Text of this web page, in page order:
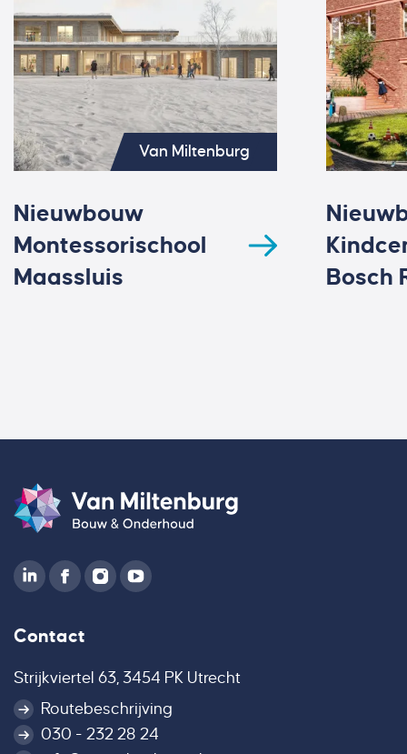
Van Miltenburg
Nieuwbouw
Montessorischool
Maassluis
Bosch
Contact
Strijkviertel 63, 3454 PK Utrecht
Routebeschrijving
030 - 232 28 24